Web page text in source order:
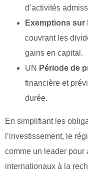
d’activités
Exemptions sur
couvrant les
gains en capital.
UN Période de
financière et
durée.
En simplifiant les
l’investissement, le
comme un leader pour
internationaux à la